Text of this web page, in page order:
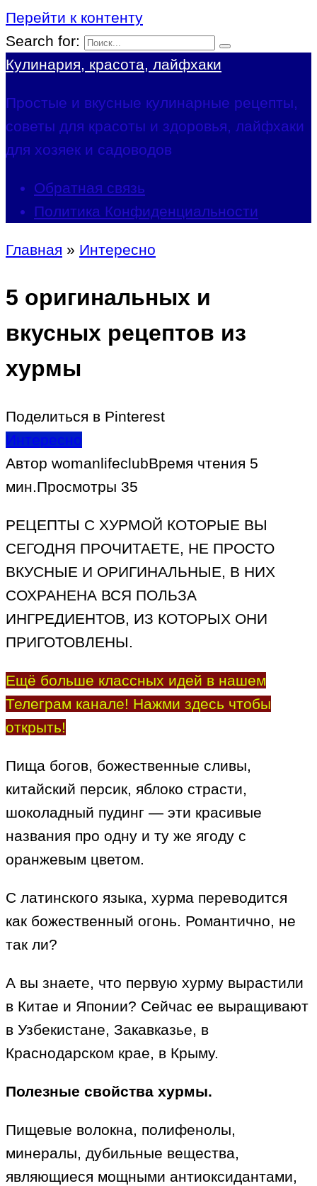
Перейти к контенту
Search for:
Кулинария, красота, лайфхаки
Простые и вкусные кулинарные рецепты,
советы для красоты и здоровья, лайфхаки
для хозяек и садоводов
Обратная связь
Политика Конфиденциальности
Главная » Интересно
5 оригинальных и
вкусных рецептов из
хурмы
Поделиться в Pinterest
Интересно
Автор womanlifeclubВремя чтения 5
мин.Просмотры 35
РЕЦЕПТЫ С ХУРМОЙ КОТОРЫЕ ВЫ
СЕГОДНЯ ПРОЧИТАЕТЕ, НЕ ПРОСТО
ВКУСНЫЕ И ОРИГИНАЛЬНЫЕ, В НИХ
СОХРАНЕНА ВСЯ ПОЛЬЗА
ИНГРЕДИЕНТОВ, ИЗ КОТОРЫХ ОНИ
ПРИГОТОВЛЕНЫ.
Ещё больше классных идей в нашем
Телеграм канале! Нажми здесь чтобы
открыть!
Пища богов, божественные сливы,
китайский персик, яблоко страсти,
шоколадный пудинг — эти красивые
названия про одну и ту же ягоду с
оранжевым цветом.
С латинского языка, хурма переводится
как божественный огонь. Романтично, не
так ли?
А вы знаете, что первую хурму вырастили
в Китае и Японии? Сейчас ее выращивают
в Узбекистане, Закавказье, в
Краснодарском крае, в Крыму.
Полезные свойства хурмы.
Пищевые волокна, полифенолы,
минералы, дубильные вещества,
являющиеся мощными антиоксидантами,